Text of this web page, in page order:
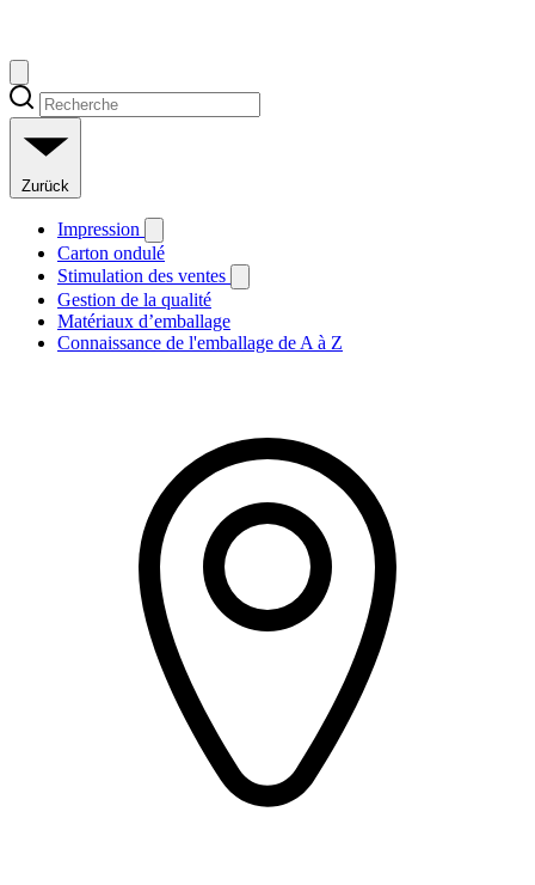
Zurück
Impression
Carton ondulé
Stimulation des ventes
Gestion de la qualité
Matériaux d’emballage
Connaissance de l'emballage de A à Z